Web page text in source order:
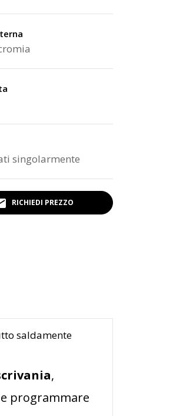
singolarmente
RICHIEDI PREZZO
saldamente
,
programmare